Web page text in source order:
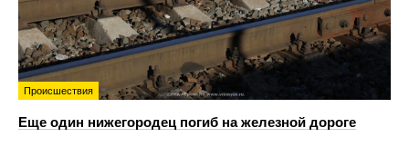
Происшествия
Еще один нижегородец погиб на железной дороге